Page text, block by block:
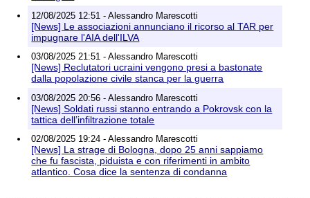
Richieste di rimozione
12/08/2025 12:51 - Alessandro Marescotti
[News] Le associazioni annunciano il ricorso al TAR per
impugnare l'AIA dell'ILVA
03/08/2025 21:51 - Alessandro Marescotti
[News] Reclutatori ucraini vengono presi a bastonate
dalla popolazione civile stanca per la guerra
03/08/2025 20:56 - Alessandro Marescotti
[News] Soldati russi stanno entrando a Pokrovsk con la
tattica dell’infiltrazione totale
02/08/2025 19:24 - Alessandro Marescotti
[News] La strage di Bologna, dopo 25 anni sappiamo
che fu fascista, piduista e con riferimenti in ambito
atlantico. Cosa dice la sentenza di condanna